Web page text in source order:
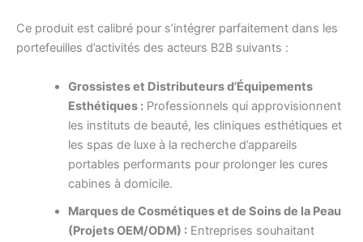
Ce produit est calibré pour s’intégrer parfaitement dans les
portefeuilles d’activités des acteurs B2B suivants :
Grossistes et Distributeurs d’Équipements
Esthétiques :Professionnels qui approvisionnent
les instituts de beauté, les cliniques esthétiques et
les spas de luxe à la recherche d’appareils
portables performants pour prolonger les cures
cabines à domicile.
Marques de Cosmétiques et de Soins de la Peau
(Projets OEM/ODM) :Entreprises souhaitant